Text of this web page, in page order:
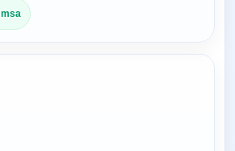
msa